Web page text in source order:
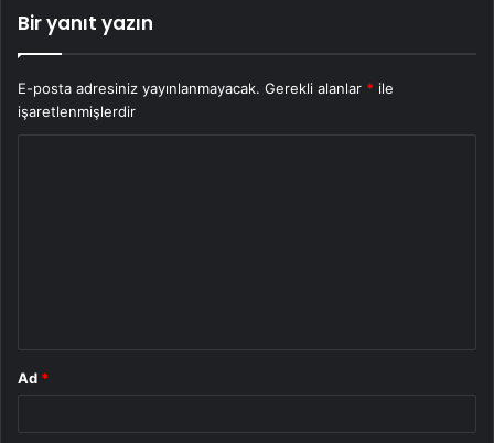
Bir yanıt yazın
E-posta adresiniz yayınlanmayacak. Gerekli alanlar * ile
işaretlenmişlerdir
Ad *